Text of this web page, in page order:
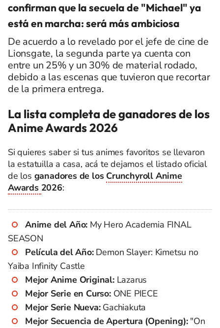
confirman que la secuela de "Michael" ya
está en marcha: será más ambiciosa
De acuerdo a lo revelado por el jefe de cine de
Lionsgate, la segunda parte ya cuenta con
entre un 25% y un 30% de material rodado,
debido a las escenas que tuvieron que recortar
de la primera entrega.
La lista completa de ganadores de los
Anime Awards 2026
Si quieres saber si tus animes favoritos se llevaron
la estatuilla a casa, acá te dejamos el listado oficial
de los ganadores de los Crunchyroll Anime
Awards 2026:
Anime del Año: My Hero Academia FINAL
SEASON
Película del Año:Demon Slayer: Kimetsu no
Yaiba Infinity Castle
Mejor Anime Original:Lazarus
Mejor Serie en Curso:ONE PIECE
Mejor Serie Nueva:Gachiakuta
Mejor Secuencia de Apertura (Opening):"On